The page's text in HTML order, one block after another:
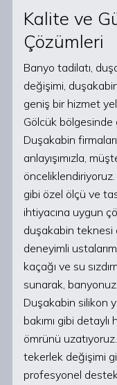
Kalite ve
Çözümleri
Banyo tadilatı,
değişimi,
geniş bir hizmet
Gölcük bölgesinde
Duşakabin
anlayışımızla,
gibi özel ölçü ve
ihtiyacına uygun
duşakabin teknesi
deneyimli
kaçağı ve su
sunarak,
Duşakabin silikon
bakımı gibi
ömrünü
tekerlek değişimi
profesyonel